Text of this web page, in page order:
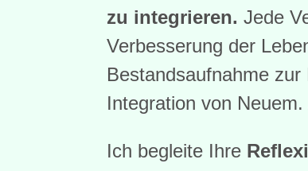
zu integrieren. Jede
Verbesserung der
Bestandsaufnahme
Integration von
Ich begleite Ihre